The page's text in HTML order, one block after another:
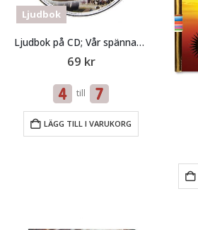
Ljudbok
Ljudbok på CD; Vår spännande värld
69 kr
till
LÄGG TILL I VARUKORG